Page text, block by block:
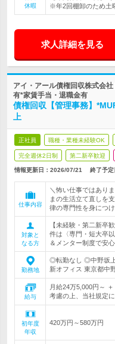
休暇
※年2回棚卸のため土
求人詳細を見る
アイ・アール債権回収株式会
有*家賃手当・退職金有
債権回収【管理事務】
上
正社員 職種・業種未経験OK
完全週休2日制 第二新卒歓迎
情報更新日：2026/07/21 終了予定
仕事内容
＼怖い仕事ではあり
まの生活立て直しを
律の専門性を身につけ
対象と
なる方
【未経験・第二新卒
件は〈専門・短大卒
＆メンター制度で安心
勤務地
◎転勤なし ◎中野坂
新オフィス 東京都中
給与
月給24万5,000円～
考慮の上、当社規定
初年度
年収
420万円～580万円